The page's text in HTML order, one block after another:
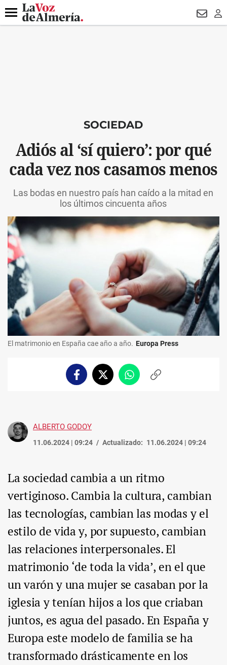
DESTACADO
Menú
SOCIEDAD
Adiós al ‘sí quiero’: por qué
cada vez nos casamos menos
Las bodas en nuestro país han caído a la mitad en
los últimos cincuenta años
El matrimonio en España cae año a año. Europa Press
FacebookTwitterWhatsappCopiar
ALBERTO GODOY
11.06.2024 | 09:24 Actualizado: 11.06.2024 | 09:24
La sociedad cambia a un ritmo
vertiginoso. Cambia la cultura, cambian
las tecnologías, cambian las modas y el
estilo de vida y, por supuesto, cambian
las relaciones interpersonales. El
matrimonio ‘de toda la vida’, en el que
un varón y una mujer se casaban por la
iglesia y tenían hijos a los que criaban
juntos, es agua del pasado. En España y
Europa este modelo de familia se ha
transformado drásticamente en los